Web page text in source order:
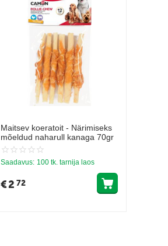
Maitsev koeratoit - Närimiseks
mõeldud naharull kanaga 70gr
Saadavus: 100 tk. tarnija laos
€2 72